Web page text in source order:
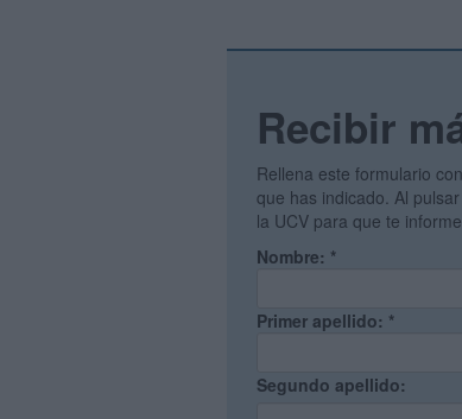
Recibir
Rellena este formulario
que has indicado. Al
la UCV para que te
Nombre: *
Primer apellido: *
Segundo apellido: